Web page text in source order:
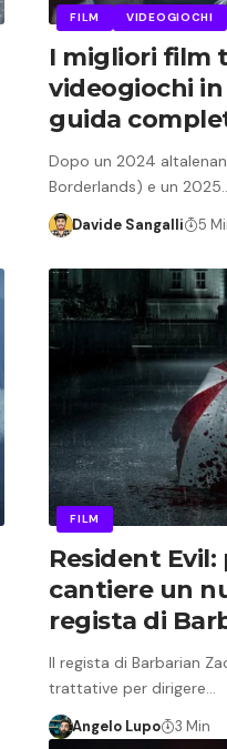
FILM VIDEOGIOCHI
I migliori film
videogiochi
guida
Dopo un 2024
Borderlands) e un
Davide Sangalli 5
FILM
Resident
cantiere un
regista di
Il regista di Barbarian
trattative per dirigere…
Angelo Lupo 3 Min